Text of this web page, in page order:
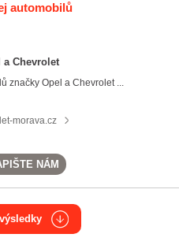
automobilů
a Chevrolet
značky Opel a Chevrolet ...
morava.cz
NÁM